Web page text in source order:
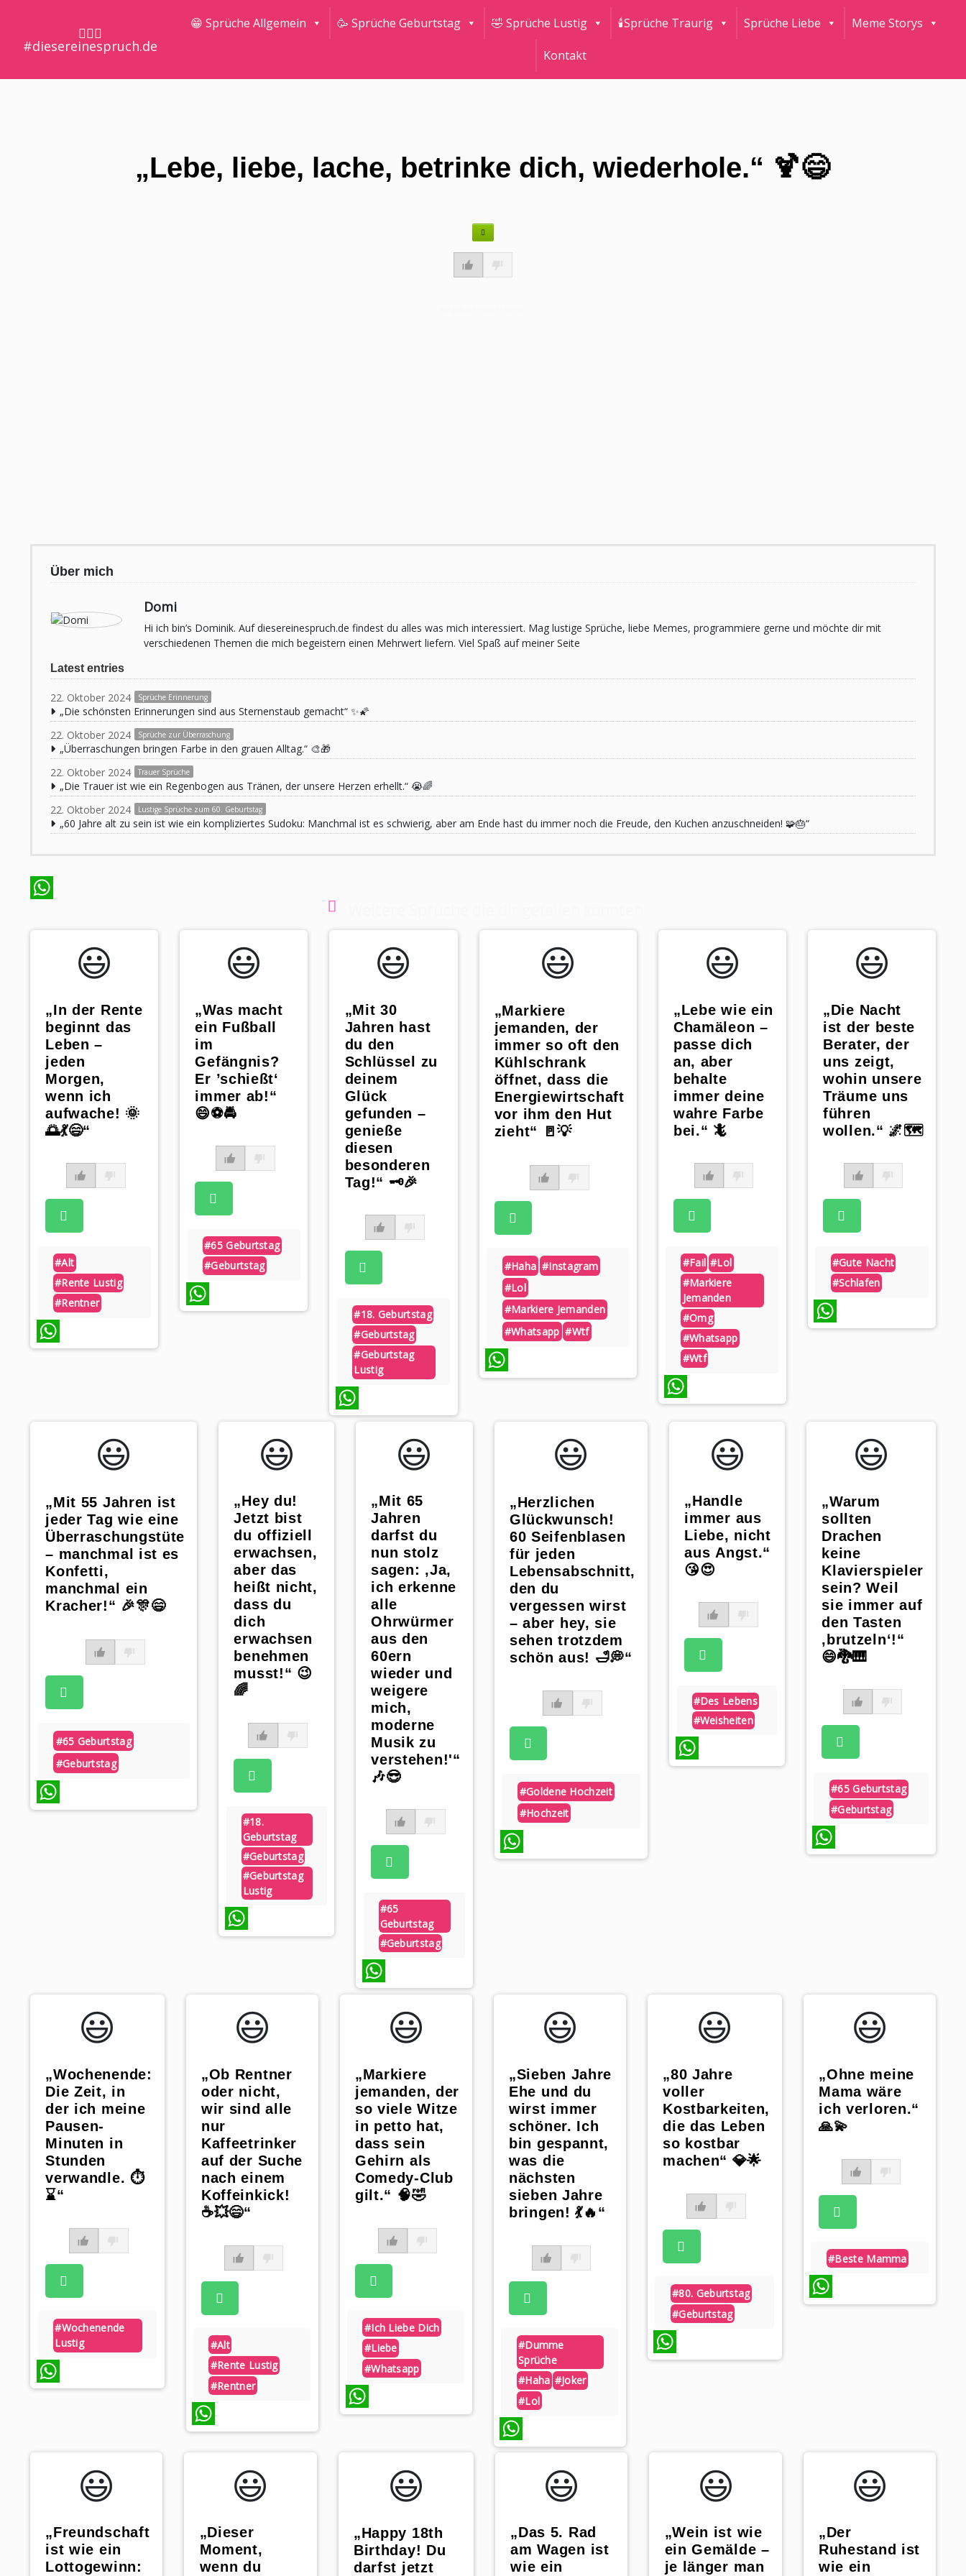
🤷🏼‍♀️
#diesereinespruch.de
😁 Sprüche Allgemein 🥳 Sprüche Geburtstag 🤣 Sprüche Lustig 🕯Sprüche Traurig Sprüche Liebe Meme Storys
Kontakt
„Lebe, liebe, lache, betrinke dich, wiederhole.“ 🍹😄
Über mich
Domi
Hi ich bin’s Dominik. Auf diesereinespruch.de findest du alles was mich interessiert. Mag lustige Sprüche, liebe Memes, programmiere gerne und möchte dir mit
verschiedenen Themen die mich begeistern einen Mehrwert liefern. Viel Spaß auf meiner Seite
Latest entries
22. Oktober 2024 Sprüche Erinnerung
„Die schönsten Erinnerungen sind aus Sternenstaub gemacht“ ✨🌠
22. Oktober 2024
Sprüche zur Überraschung
„Überraschungen bringen Farbe in den grauen Alltag.“ 🎨🎁
22. Oktober 2024
Trauer Sprüche
„Die Trauer ist wie ein Regenbogen aus Tränen, der unsere Herzen erhellt.“ 😭🌈
22. Oktober 2024
Lustige Sprüche zum 60. Geburtstag
„60 Jahre alt zu sein ist wie ein kompliziertes Sudoku: Manchmal ist es schwierig, aber am Ende hast du immer noch die Freude, den Kuchen anzuschneiden! 🧩🎂“
😃️
„In der Rente
beginnt das
Leben –
jeden
Morgen,
wenn ich
aufwache! 🌞
🌅💃😄“
#alt
#rente Lustig
#rentner
😃️
„Was macht
ein Fußball
im
Gefängnis?
Er ’schießt‘
immer ab!“
😄⚽️🚔
#65 Geburtstag
#geburtstag
😃️
„Mit 30
Jahren hast
du den
Schlüssel zu
deinem
Glück
gefunden –
genieße
diesen
besonderen
Tag!“ 🗝️🎉
#18. Geburtstag
#geburtstag
#geburtstag
Lustig
WhatsApp
😃️
„Markiere
jemanden, der
immer so oft den
Kühlschrank
öffnet, dass die
Energiewirtschaft
vor ihm den Hut
zieht“ 🚪💡
#haha #instagram
#lol
#markiere Jemanden
#whatsapp #wtf
😃️
„Lebe wie ein
Chamäleon –
passe dich
an, aber
behalte
immer deine
wahre Farbe
bei.“ 🦎
#fail #lol
#markiere
Jemanden
#omg
#whatsapp
#wtf
😃️
„Die Nacht
ist der beste
Berater, der
uns zeigt,
wohin unsere
Träume uns
führen
wollen.“ 🌌🗺️
#gute Nacht
#schlafen
😃️
„Mit 55 Jahren ist
jeder Tag wie eine
Überraschungstüte
– manchmal ist es
Konfetti,
manchmal ein
Kracher!“ 🎉🎊😄
#65 Geburtstag
#geburtstag
😃️
„Hey du!
Jetzt bist
du offiziell
erwachsen,
aber das
heißt nicht,
dass du
dich
erwachsen
benehmen
musst!“ 😉
🌈
#18.
Geburtstag
#geburtstag
#geburtstag
Lustig
😃️
„Mit 65
Jahren
darfst du
nun stolz
sagen: ‚Ja,
ich erkenne
alle
Ohrwürmer
aus den
60ern
wieder und
weigere
mich,
moderne
Musik zu
verstehen!'“
🎶😎
#65
Geburtstag
#geburtstag
WhatsApp
😃️
„Herzlichen
Glückwunsch!
60 Seifenblasen
für jeden
Lebensabschnitt,
den du
vergessen wirst
– aber hey, sie
sehen trotzdem
schön aus! 🛁💭“
#goldene Hochzeit
#hochzeit
😃️
„Handle
immer aus
Liebe, nicht
aus Angst.“
😘😍
#des Lebens
#weisheiten
😃️
„Warum
sollten
Drachen
keine
Klavierspieler
sein? Weil
sie immer auf
den Tasten
‚brutzeln‘!“
😄🐉🎹
#65 Geburtstag
#geburtstag
😃️
„Wochenende:
Die Zeit, in
der ich meine
Pausen-
Minuten in
Stunden
verwandle. ⏱️
⌛“
#wochenende
Lustig
😃️
„Ob Rentner
oder nicht,
wir sind alle
nur
Kaffeetrinker
auf der Suche
nach einem
Koffeinkick!
☕💥😄“
#alt
#rente Lustig
#rentner
😃️
„Markiere
jemanden, der
so viele Witze
in petto hat,
dass sein
Gehirn als
Comedy-Club
gilt.“ 🧠🤣
#ich Liebe Dich
#liebe
#whatsapp
😃️
„Sieben Jahre
Ehe und du
wirst immer
schöner. Ich
bin gespannt,
was die
nächsten
sieben Jahre
bringen! 💃🔥“
#dumme
Sprüche
#haha #joker
#lol
WhatsApp
😃️
„80 Jahre
voller
Kostbarkeiten,
die das Leben
so kostbar
machen“ 💎🌟
#80. Geburtstag
#geburtstag
😃️
„Ohne meine
Mama wäre
ich verloren.“
🙏💫
#beste Mamma
😃️
„Freundschaft
ist wie ein
Lottogewinn:
😃️
„Dieser
Moment,
wenn du
😃️
„Happy 18th
Birthday! Du
darfst jetzt
😃️
„Das 5. Rad
am Wagen ist
wie ein
😃️
„Wein ist wie
ein Gemälde –
je länger man
😃️
„Der
Ruhestand ist
wie ein